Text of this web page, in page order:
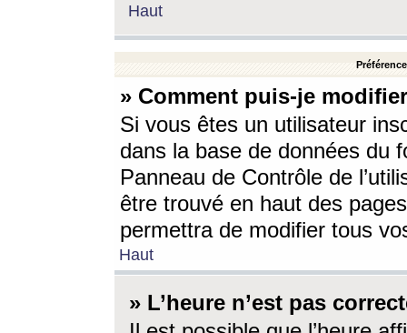
Haut
» Comment puis-je
Si vous êtes un utilisateur
dans la base de données du
Panneau de Contrôle de
être trouvé en haut des
permettra de modifier tous
Haut
» L’heure n’est pas